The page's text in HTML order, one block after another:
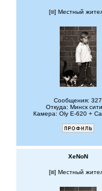
[ ] Местный
Сообщения: 327
Откуда: Минск
Камера: Oly E-620 +
XeNoN
[ ] Местный